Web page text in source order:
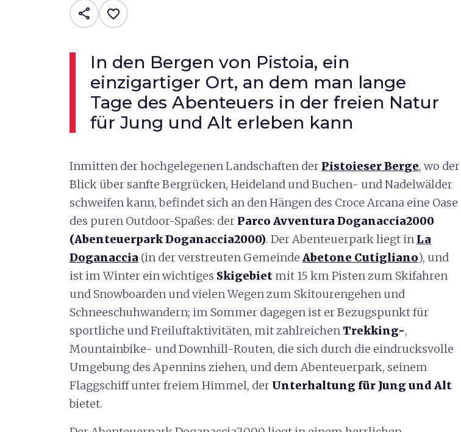
share favorite_border
In den Bergen von Pistoia, ein
einzigartiger Ort, an dem man lange
Tage des Abenteuers in der freien Natur
für Jung und Alt erleben kann
Inmitten der hochgelegenen Landschaften der Pistoieser Berge, wo der
Blick über sanfte Bergrücken, Heideland und Buchen- und Nadelwälder
schweifen kann, befindet sich an den Hängen des Croce Arcana eine Oase
des puren Outdoor-Spaßes: der Parco Avventura Doganaccia2000
(Abenteuerpark Doganaccia2000). Der Abenteuerpark liegt in La
Doganaccia (in der verstreuten Gemeinde Abetone Cutigliano), und
ist im Winter ein wichtiges Skigebiet mit 15 km Pisten zum Skifahren
und Snowboarden und vielen Wegen zum Skitourengehen und
Schneeschuhwandern; im Sommer dagegen ist er Bezugspunkt für
sportliche und Freiluftaktivitäten, mit zahlreichen Trekking-,
Mountainbike- und Downhill-Routen, die sich durch die eindrucksvolle
Umgebung des Apennins ziehen, und dem Abenteuerpark, seinem
Flaggschiff unter freiem Himmel, der Unterhaltung für Jung und Alt
bietet.